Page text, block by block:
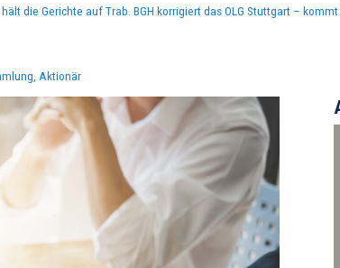
die Gerichte auf Trab. BGH korrigiert das OLG Stuttgart –
Aktionär